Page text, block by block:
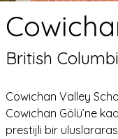
British
Cowichan Valley
Cowichan Gölü’ne
prestijli bir